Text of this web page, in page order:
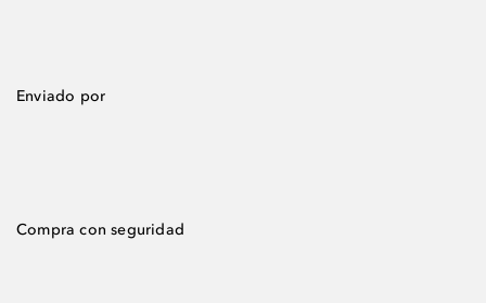
Enviado por
Compra con seguridad